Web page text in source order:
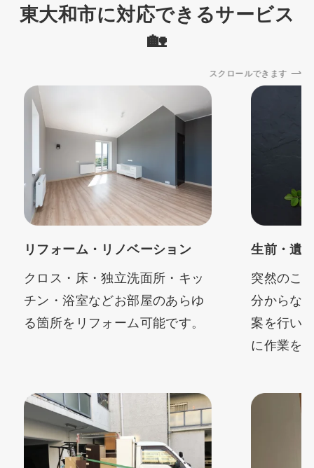
東大和市に対応できるサービス
🏡
スクロールできます
リフォーム・リノベーション
クロス・床・独立洗面所・キッ
チン・浴室などお部屋のあらゆ
る箇所をリフォーム可能です。
生前・遺
突然のこ
分からな
案を行い
に作業を